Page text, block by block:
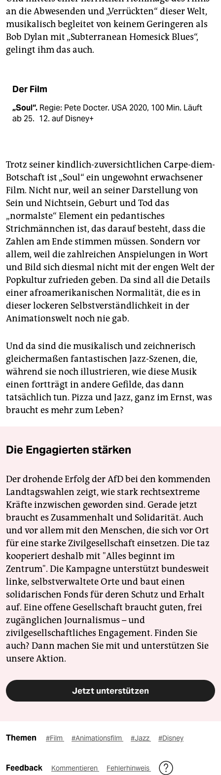
an die Abwesenden und „Verrückten“ dieser Welt,
musikalisch begleitet von keinem Geringeren als
Bob Dylan mit „Subterranean Homesick Blues“,
gelingt ihm das auch.
Der Film
„Soul“. Regie: Pete Docter. USA 2020, 100 Min. Läuft
ab 25. 12. auf Disney+
Trotz seiner kindlich-zuversichtlichen Carpe-diem-
Botschaft ist „Soul“ ein ungewohnt erwachsener
Film. Nicht nur, weil an seiner Darstellung von
Sein und Nichtsein, Geburt und Tod das
„normalste“ Element ein pedantisches
Strichmännchen ist, das darauf besteht, dass die
Zahlen am Ende stimmen müssen. Sondern vor
allem, weil die zahlreichen Anspielungen in Wort
und Bild sich diesmal nicht mit der engen Welt der
Popkultur zufrieden geben. Da sind all die Details
einer afroamerikanischen Normalität, die es in
dieser lockeren Selbstverständlichkeit in der
Animationswelt noch nie gab.
Und da sind die musikalisch und zeichnerisch
gleichermaßen fantastischen Jazz-Szenen, die,
während sie noch illustrieren, wie diese Musik
einen fortträgt in andere Gefilde, das dann
tatsächlich tun. Pizza und Jazz, ganz im Ernst, was
braucht es mehr zum Leben?
Die Engagierten stärken
Der drohende Erfolg der AfD bei den kommenden
Landtagswahlen zeigt, wie stark rechtsextreme
Kräfte inzwischen geworden sind. Gerade jetzt
braucht es Zusammenhalt und Solidarität. Auch
und vor allem mit den Menschen, die sich vor Ort
für eine starke Zivilgesellschaft einsetzen. Die taz
kooperiert deshalb mit "Alles beginnt im
Zentrum". Die Kampagne unterstützt bundesweit
linke, selbstverwaltete Orte und baut einen
solidarischen Fonds für deren Schutz und Erhalt
auf. Eine offene Gesellschaft braucht guten, frei
zugänglichen Journalismus – und
zivilgesellschaftliches Engagement. Finden Sie
auch? Dann machen Sie mit und unterstützen Sie
unsere Aktion.
Jetzt unterstützen
Themen #Film #Animationsfilm #Jazz #Disney
Feedback Kommentieren Fehlerhinweis